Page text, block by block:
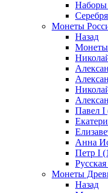
Наборы
Монеты
Назад
Монеты
Павел I
Анна
Петр I
Монеты
Назад